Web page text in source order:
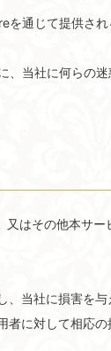
通じて提供さ
当社に何らの迷
はその他本サ
当社に損害を与
に対して相応の